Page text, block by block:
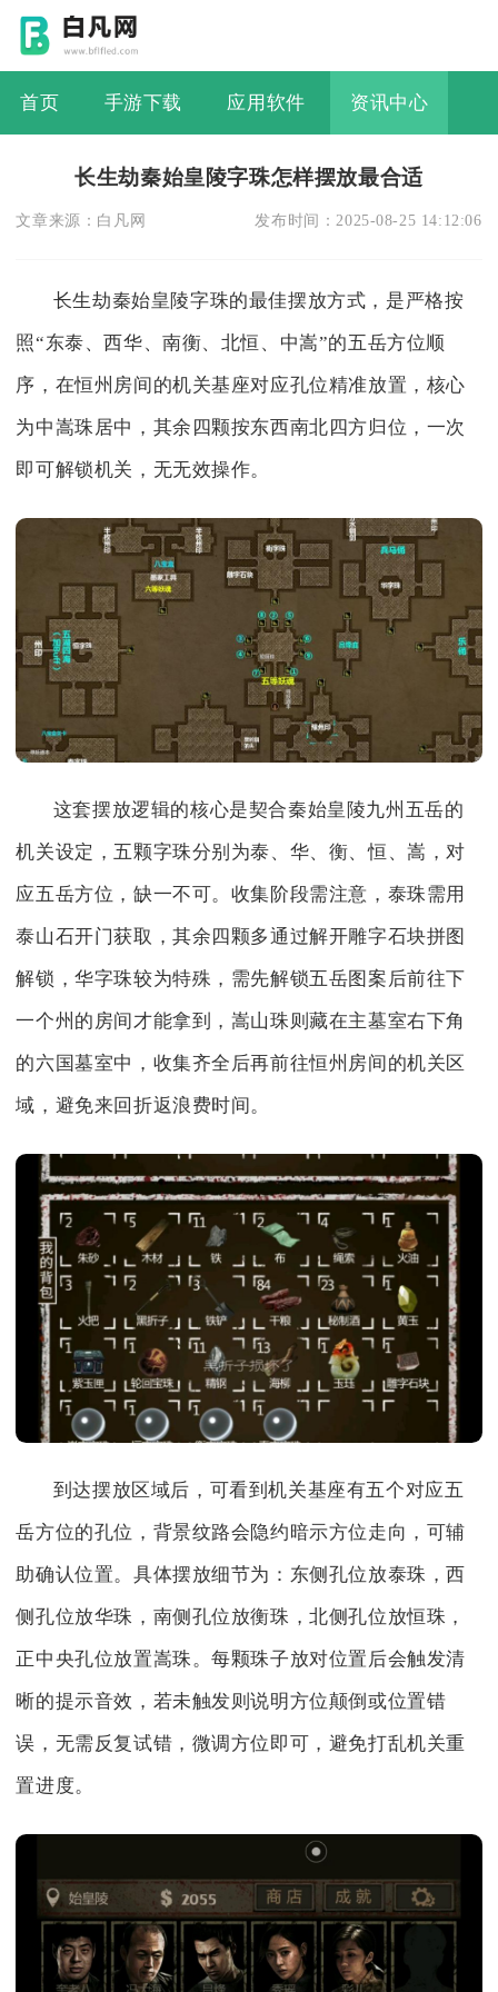
首页 手游下载 应用软件 资讯中心
长生劫秦始皇陵字珠怎样摆放最合适
文章来源： 白凡网 发布时间： 2025-08-25 14:12:06
长生劫秦始皇陵字珠的最佳摆放方式，是严格按
照“东泰、西华、南衡、北恒、中嵩”的五岳方位顺
序，在恒州房间的机关基座对应孔位精准放置，核心
为中嵩珠居中，其余四颗按东西南北四方归位，一次
即可解锁机关，无无效操作。
这套摆放逻辑的核心是契合秦始皇陵九州五岳的
机关设定，五颗字珠分别为泰、华、衡、恒、嵩，对
应五岳方位，缺一不可。收集阶段需注意，泰珠需用
泰山石开门获取，其余四颗多通过解开雕字石块拼图
解锁，华字珠较为特殊，需先解锁五岳图案后前往下
一个州的房间才能拿到，嵩山珠则藏在主墓室右下角
的六国墓室中，收集齐全后再前往恒州房间的机关区
域，避免来回折返浪费时间。
到达摆放区域后，可看到机关基座有五个对应五
岳方位的孔位，背景纹路会隐约暗示方位走向，可辅
助确认位置。具体摆放细节为：东侧孔位放泰珠，西
侧孔位放华珠，南侧孔位放衡珠，北侧孔位放恒珠，
正中央孔位放置嵩珠。每颗珠子放对位置后会触发清
晰的提示音效，若未触发则说明方位颠倒或位置错
误，无需反复试错，微调方位即可，避免打乱机关重
置进度。